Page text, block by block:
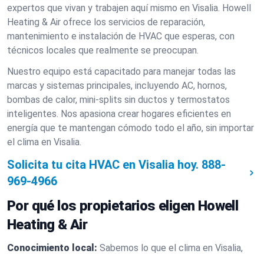
expertos que vivan y trabajen aquí mismo en Visalia. Howell
Heating & Air ofrece los servicios de reparación,
mantenimiento e instalación de HVAC que esperas, con
técnicos locales que realmente se preocupan.
Nuestro equipo está capacitado para manejar todas las
marcas y sistemas principales, incluyendo AC, hornos,
bombas de calor, mini-splits sin ductos y termostatos
inteligentes. Nos apasiona crear hogares eficientes en
energía que te mantengan cómodo todo el año, sin importar
el clima en Visalia.
Solicita tu cita HVAC en Visalia hoy. 888-
969-4966
Por qué los propietarios eligen Howell
Heating & Air
Conocimiento local: Sabemos lo que el clima en Visalia,